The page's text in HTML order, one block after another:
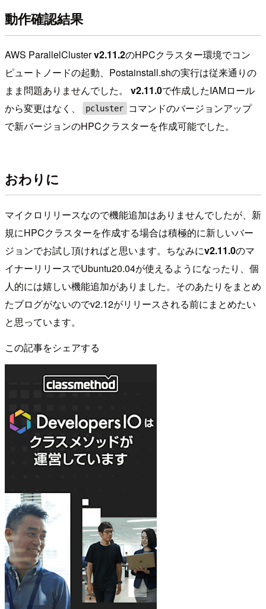
動作確認結果
AWS ParallelClusterv2.11.2のHPCクラスター環境でコン
ピュートノードの起動、Postainstall.shの実行は従来通りの
まま問題ありませんでした。 v2.11.0で作成したIAMロール
から変更はなく、
pcluster
コマンドのバージョンアップ
で新バージョンのHPCクラスターを作成可能でした。
おわりに
マイクロリリースなので機能追加はありませんでしたが、新
規にHPCクラスターを作成する場合は積極的に新しいバー
ジョンでお試し頂ければと思います。ちなみにv2.11.0のマ
イナーリリースでUbuntu20.04が使えるようになったり、個
人的には嬉しい機能追加がありました。そのあたりをまとめ
たブログがないのでv2.12がリリースされる前にまとめたい
と思っています。
この記事をシェアする